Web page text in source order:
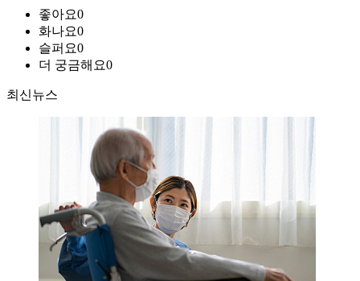
좋아요0
화나요0
슬퍼요0
더 궁금해요0
최신뉴스